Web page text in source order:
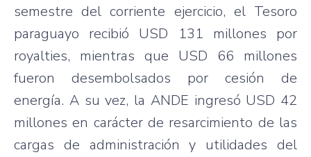
semestre del corriente ejercicio, el Tesoro
paraguayo recibió USD 131 millones por
royalties, mientras que USD 66 millones
fueron desembolsados por cesión de
energía. A su vez, la ANDE ingresó USD 42
millones en carácter de resarcimiento de las
cargas de administración y utilidades del